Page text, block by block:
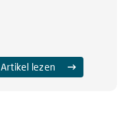
Artikel lezen